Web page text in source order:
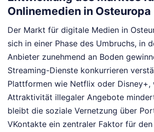
Onlinemedien in Osteuropa
Der Markt für digitale Medien in
sich in einer Phase des Umbruchs, in
Anbieter zunehmend an Boden
Streaming-Dienste konkurrieren
Plattformen wie Netflix oder Disney+,
Attraktivität illegaler Angebote
bleibt die soziale Vernetzung über
VKontakte ein zentraler Faktor für